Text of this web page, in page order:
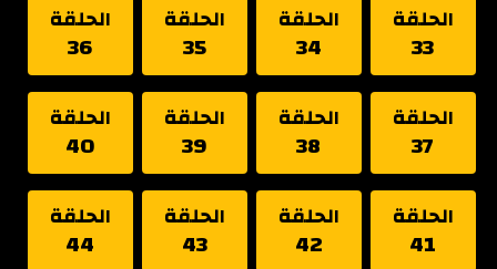
الحلقة
33
الحلقة
34
الحلقة
35
الحلقة
36
الحلقة
37
الحلقة
38
الحلقة
39
الحلقة
40
الحلقة
41
الحلقة
42
الحلقة
43
الحلقة
44